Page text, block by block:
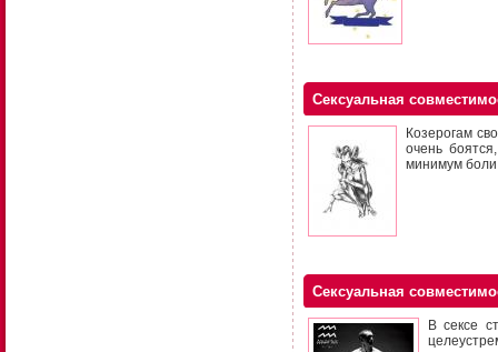
Сексуальная
Козерогам
очень
минимум
Сексуальная
В сексе